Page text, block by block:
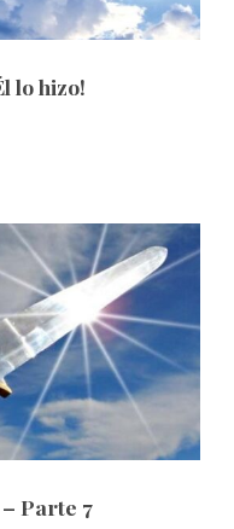
lo hizo!
Parte 7